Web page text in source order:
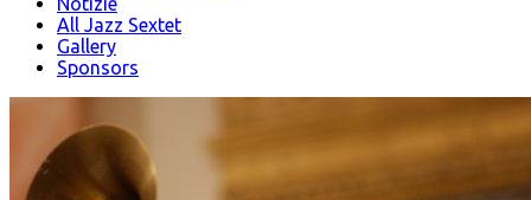
All Jazz Sextet
Gallery
Sponsors